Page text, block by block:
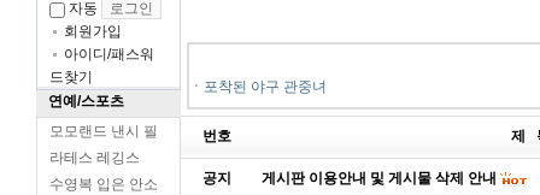
자동
회원가입
아이디/패스워
드찾기
연예/스포츠
모모랜드 낸시 필
라테스 레깅스
수영복 입은 안소
ㆍ 포착된 야구 관중녀
번호 제
공지 게시판 이용안내 및 게시물 삭제 안내